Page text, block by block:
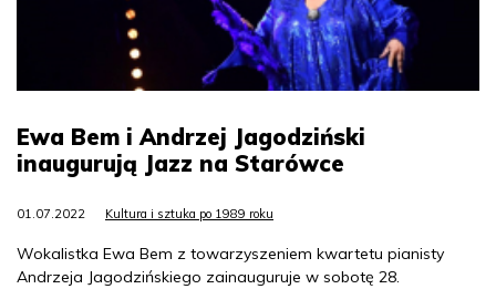
Ewa Bem i Andrzej Jagodziński
inaugurują Jazz na Starówce
01.07.2022 Kultura i sztuka po 1989 roku
Wokalistka Ewa Bem z towarzyszeniem kwartetu pianisty
Andrzeja Jagodzińskiego zainauguruje w sobotę 28.